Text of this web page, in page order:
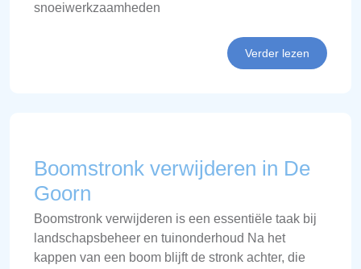
snoeiwerkzaamheden
Verder lezen
Boomstronk verwijderen in De
Goorn
Boomstronk verwijderen is een essentiële taak bij
landschapsbeheer en tuinonderhoud Na het
kappen van een boom blijft de stronk achter, die